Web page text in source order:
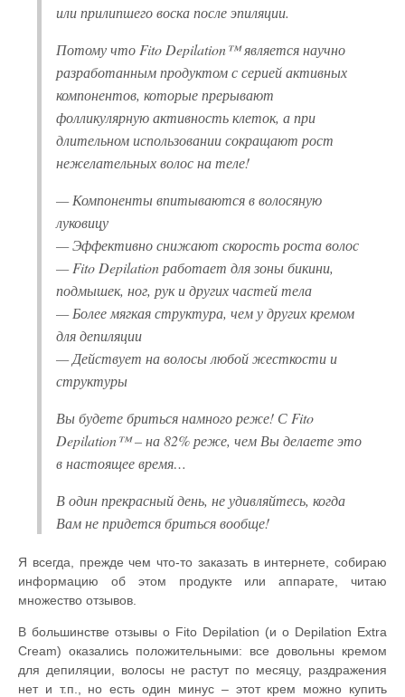
или прилипшего воска после эпиляции.
Потому что Fito Depilation™ является научно
разработанным продуктом с серией активных
компонентов, которые прерывают
фолликулярную активность клеток, а при
длительном использовании сокращают рост
нежелательных волос на теле!
— Компоненты впитываются в волосяную
луковицу
— Эффективно снижают скорость роста волос
— Fito Depilation работает для зоны бикини,
подмышек, ног, рук и других частей тела
— Более мягкая структура, чем у других кремом
для депиляции
— Действует на волосы любой жесткости и
структуры
Вы будете бриться намного реже! С Fito
Depilation™ – на 82% реже, чем Вы делаете это
в настоящее время…
В один прекрасный день, не удивляйтесь, когда
Вам не придется бриться вообще!
Я всегда, прежде чем что-то заказать в интернете, собираю
информацию об этом продукте или аппарате, читаю
множество отзывов.
В большинстве отзывы о Fito Depilation (и о Depilation Extra
Cream) оказались положительными: все довольны кремом
для депиляции, волосы не растут по месяцу, раздражения
нет и т.п., но есть один минус – этот крем можно купить